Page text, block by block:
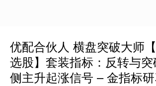
优配合伙人 横盘突破大师
选股】套装指标：反转与
侧主升起涨信号 – 金指标